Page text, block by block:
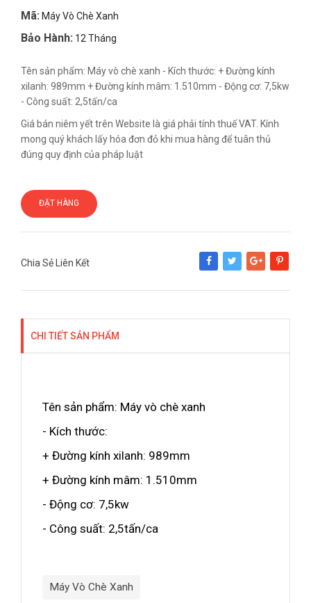
Mã: Máy Vò Chè Xanh
Bảo Hành: 12 Tháng
Tên sản phẩm: Máy vò chè xanh - Kích thước: + Đường kính
xilanh: 989mm + Đường kính mâm: 1.510mm - Động cơ: 7,5kw
- Công suất: 2,5tấn/ca
Giá bán niêm yết trên Website là giá phải tính thuế VAT. Kính
mong quý khách lấy hóa đơn đỏ khi mua hàng để tuân thủ
đúng quy định của pháp luật
ĐẶT HÀNG
Chia Sẻ Liên Kết
Share Tweet Google+Pinterest
CHI TIẾT SẢN PHẨM
Tên sản phẩm: Máy vò chè xanh
- Kích thước:
+ Đường kính xilanh: 989mm
+ Đường kính mâm: 1.510mm
- Động cơ: 7,5kw
- Công suất: 2,5tấn/ca
Máy Vò Chè Xanh